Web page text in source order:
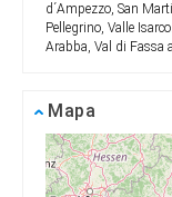
d´Ampezzo, San
Pellegrino, Valle
Arabba, Val di Fassa
Mapa